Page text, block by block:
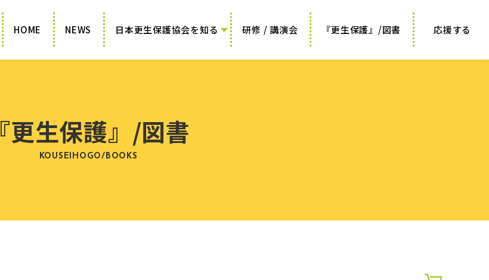
HOME NEWS 日本更生保護協会を知る 研修 / 講演会 『更生保護』/図書 応援する
『更生保護』/図書
KOUSEIHOGO/BOOKS